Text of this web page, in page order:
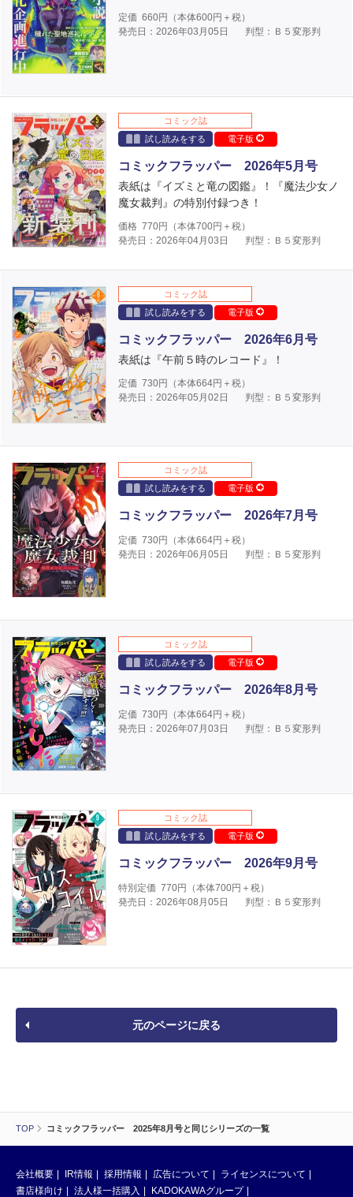
TOP コミックフラッパー 2025年8月号と同じシリーズの一覧
定価 660円（本体600円＋税）
発売日：2026年03月05日
判型：Ｂ５変形判
コミック誌
試し読みをする
電子版
コミックフラッパー 2026年5月号
表紙は『イズミと竜の図鑑』！『魔法少女ノ
魔女裁判』の特別付録つき！
価格 770円（本体700円＋税）
発売日：2026年04月03日
判型：Ｂ５変形判
コミック誌
試し読みをする
電子版
コミックフラッパー 2026年6月号
表紙は『午前５時のレコード』！
定価 730円（本体664円＋税）
発売日：2026年05月02日
判型：Ｂ５変形判
コミック誌
試し読みをする
電子版
コミックフラッパー 2026年7月号
定価 730円（本体664円＋税）
発売日：2026年06月05日
判型：Ｂ５変形判
コミック誌
試し読みをする
電子版
コミックフラッパー 2026年8月号
定価 730円（本体664円＋税）
発売日：2026年07月03日
判型：Ｂ５変形判
コミック誌
試し読みをする
電子版
コミックフラッパー 2026年9月号
特別定価 770円（本体700円＋税）
発売日：2026年08月05日
判型：Ｂ５変形判
元のページに戻る
会社概要 IR情報 採用情報 広告について
ライセンスについて
書店様向け
法人様一括購入 KADOKAWAグループ